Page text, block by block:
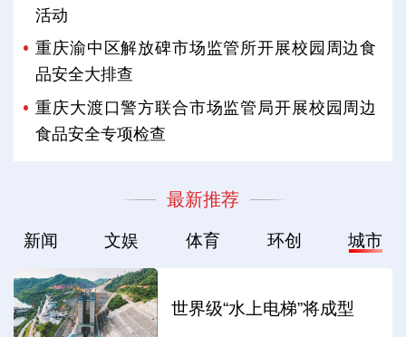
活动
重庆渝中区解放碑市场监管所开展校园周边食
品安全大排查
重庆大渡口警方联合市场监管局开展校园周边
食品安全专项检查
最新推荐
新闻 文娱 体育 环创 城市
世界级“水上电梯”将成型